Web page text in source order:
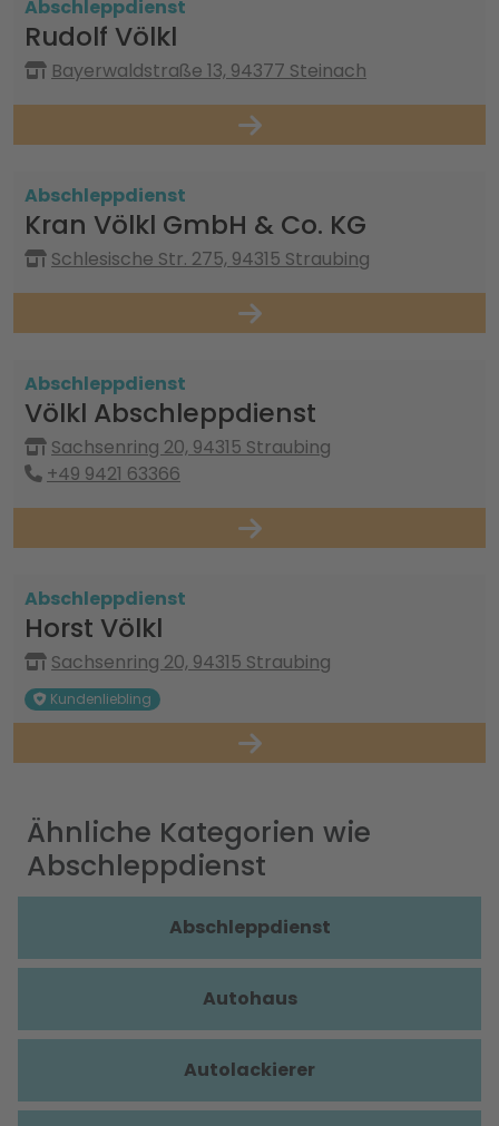
Abschleppdienst
Rudolf Völkl
Bayerwaldstraße 13, 94377 Steinach
Abschleppdienst
Kran Völkl GmbH & Co. KG
Schlesische Str. 275, 94315 Straubing
Abschleppdienst
Völkl Abschleppdienst
Sachsenring 20, 94315 Straubing
+49 9421 63366
Abschleppdienst
Horst Völkl
Sachsenring 20, 94315 Straubing
Kundenliebling
Ähnliche Kategorien wie
Abschleppdienst
Abschleppdienst
Autohaus
Autolackierer